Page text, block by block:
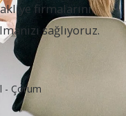
firmalarını
sağlıyoruz.
- Çorum